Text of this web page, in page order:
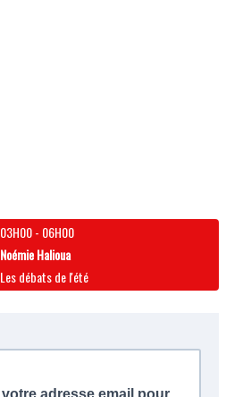
03H00- 06H00
Noémie Halioua
Les débats de l'été